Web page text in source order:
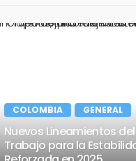
COLOMBIA GENERAL
Nuevos Lineamientos
Trabajo para la